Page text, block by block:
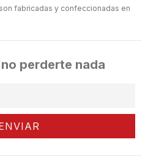
fabricadas y confeccionadas en
perderte nada